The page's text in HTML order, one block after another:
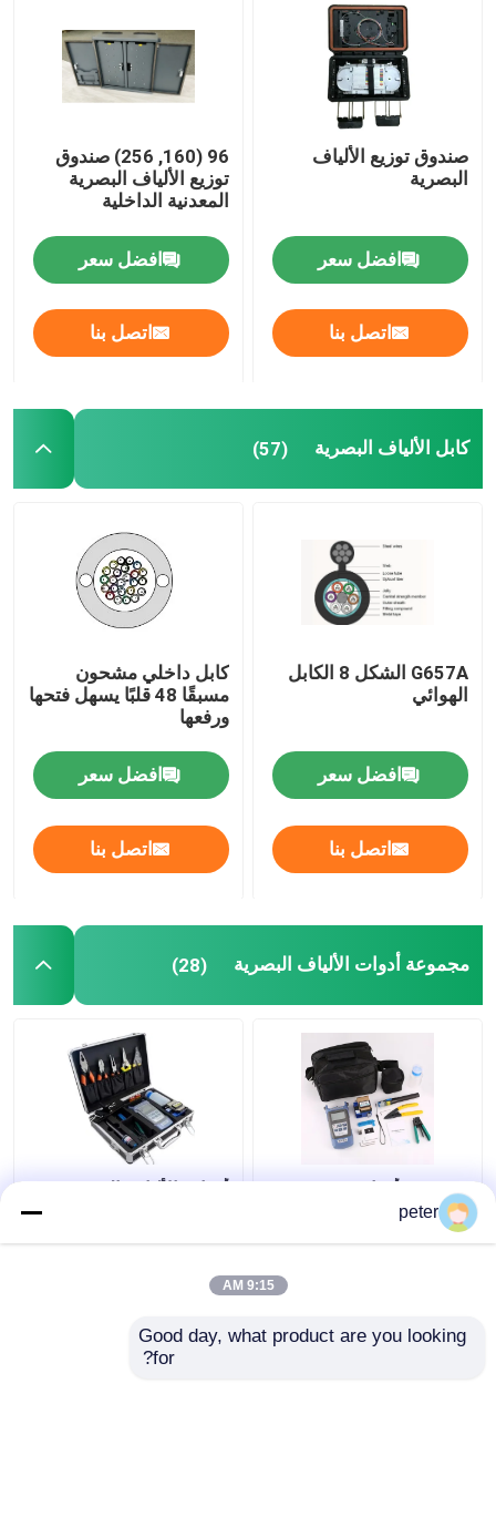
أشرطة فيديو
معلومات عنا
جولة في المعمل
مراقبة الجودة
حالات
مكونات الألياف البصرية السلبية
كابل الألياف البصرية
مجموعة أدوات الألياف البصرية
حلول شبكة FTTx
القناة الدقيقة من HDPE
آحرون
صندوق توزيع الألياف
البصرية
افضل سعر
اتصل بنا
96 (160, 256) صندوق
توزيع الألياف البصرية
المعدنية الداخلية
افضل سعر
اتصل بنا
كابل الألياف البصرية (57)
G657A الشكل 8 الكابل
الهوائي
افضل سعر
اتصل بنا
كابل داخلي مشحون
مسبقًا 48 قلبًا يسهل فتحها
ورفعها
افضل سعر
اتصل بنا
مجموعة أدوات الألياف البصرية (28)
أدوات الألياف الضوئية
مجموعة حقيبة حمل
اتصل بنا
peter
9:15 AM
Good day, what product are you looking
for?